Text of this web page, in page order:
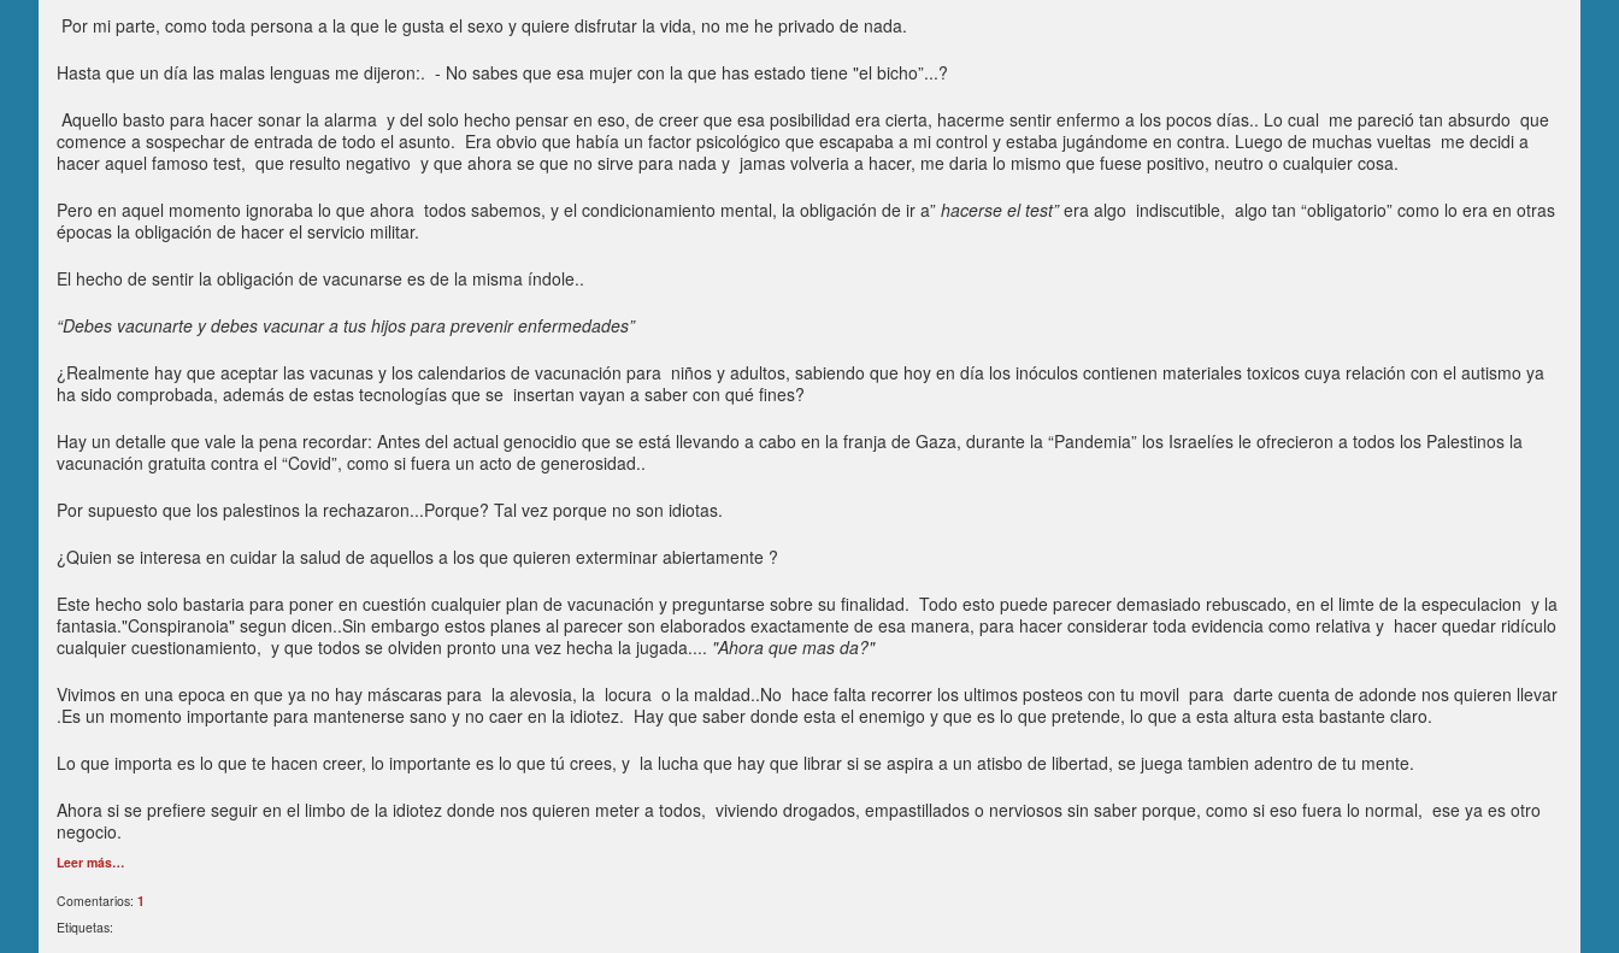
Por mi parte, como toda persona a la que le gusta el sexo y quiere disfrutar la vida, no me he privado de nada.
Hasta que un día las malas lenguas me dijeron:. - No sabes que esa mujer con la que has estado tiene "el bicho”...?
Aquello basto para hacer sonar la alarma y del solo hecho pensar en eso, de creer que esa posibilidad era cierta, hacerme sentir enfermo a los pocos días.. Lo cual me pareció tan absurdo que
comence a sospechar de entrada de todo el asunto. Era obvio que había un factor psicológico que escapaba a mi control y estaba jugándome en contra. Luego de muchas vueltas me decidi a
hacer aquel famoso test, que resulto negativo y que ahora se que no sirve para nada y jamas volveria a hacer, me daria lo mismo que fuese positivo, neutro o cualquier cosa.
Pero en aquel momento ignoraba lo que ahora todos sabemos, y el condicionamiento mental, la obligación de ir a” hacerse el test”era algo indiscutible, algo tan “obligatorio” como lo era en otras
épocas la obligación de hacer el servicio militar.
El hecho de sentir la obligación de vacunarse es de la misma índole..
“Debes vacunarte y debes vacunar a tus hijos para prevenir enfermedades”
¿Realmente hay que aceptar las vacunas y los calendarios de vacunación para niños y adultos, sabiendo que hoy en día los inóculos contienen materiales toxicos cuya relación con el autismo ya
ha sido comprobada, además de estas tecnologías que se insertan vayan a saber con qué fines?
Hay un detalle que vale la pena recordar: Antes del actual genocidio que se está llevando a cabo en la franja de Gaza, durante la “Pandemia” los Israelíes le ofrecieron a todos los Palestinos la
vacunación gratuita contra el “Covid”, como si fuera un acto de generosidad..
Por supuesto que los palestinos la rechazaron...Porque? Tal vez porque no son idiotas.
¿Quien se interesa en cuidar la salud de aquellos a los que quieren exterminar abiertamente ?
Este hecho solo bastaria para poner en cuestión cualquier plan de vacunación y preguntarse sobre su finalidad. Todo esto puede parecer demasiado rebuscado, en el limte de la especulacion y la
fantasia."Conspiranoia" segun dicen..Sin embargo estos planes al parecer son elaborados exactamente de esa manera, para hacer considerar toda evidencia como relativa y hacer quedar ridículo
cualquier cuestionamiento, y que todos se olviden pronto una vez hecha la jugada.... "Ahora que mas da?"
Vivimos en una epoca en que ya no hay máscaras para la alevosia, la locura o la maldad..No hace falta recorrer los ultimos posteos con tu movil para darte cuenta de adonde nos quieren llevar
.Es un momento importante para mantenerse sano y no caer en la idiotez. Hay que saber donde esta el enemigo y que es lo que pretende, lo que a esta altura esta bastante claro.
Lo que importa es lo que te hacen creer, lo importante es lo que tú crees, y la lucha que hay que librar si se aspira a un atisbo de libertad, se juega tambien adentro de tu mente.
Ahora si se prefiere seguir en el limbo de la idiotez donde nos quieren meter a todos, viviendo drogados, empastillados o nerviosos sin saber porque, como si eso fuera lo normal, ese ya es otro
negocio.
Leer más…
Comentarios: 1
Etiquetas: